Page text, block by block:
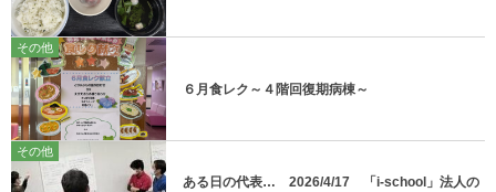
その他
６月食レク～４階回復期病棟～
その他
ある日の代表… 2026/4/17 「i-school」法人の